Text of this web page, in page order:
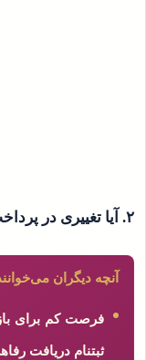
۲. آیا تغییری در پرداخت یارانه‌ها صورت می‌گیرد؟
آنچه دیگران
فرصت کم برای
ثبتنام دریافت